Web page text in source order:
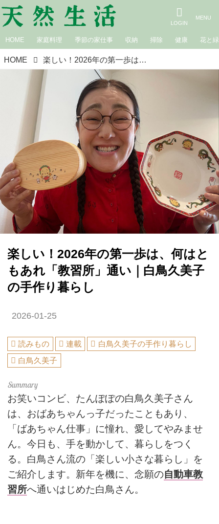
HOME 家庭料理 季節の家仕事 収納 掃除 健康 花と緑
HOME 楽しい！2026年の第一歩は、何はともあれ「教習所」通い｜白鳥久美子の手作り暮らし
楽しい！2026年の第一歩は、何はと
もあれ「教習所」通い｜白鳥久美子
の手作り暮らし
2026-01-25
読みもの 連載
白鳥久美子の手作り暮らし
白鳥久美子
お笑いコンビ、たんぽぽの白鳥久美子さん
は、おばあちゃんっ子だったこともあり、
「ばあちゃん仕事」に憧れ、愛してやみませ
ん。今日も、手を動かして、暮らしをつく
る。白鳥さん流の「楽しい小さな暮らし」を
ご紹介します。新年を機に、念願の自動車教
習所へ通いはじめた白鳥さん。